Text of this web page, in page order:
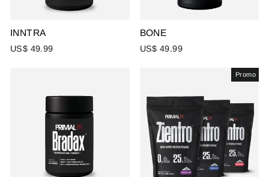
INNTRA
US$ 49.99
BONE
US$ 49.99
Promo